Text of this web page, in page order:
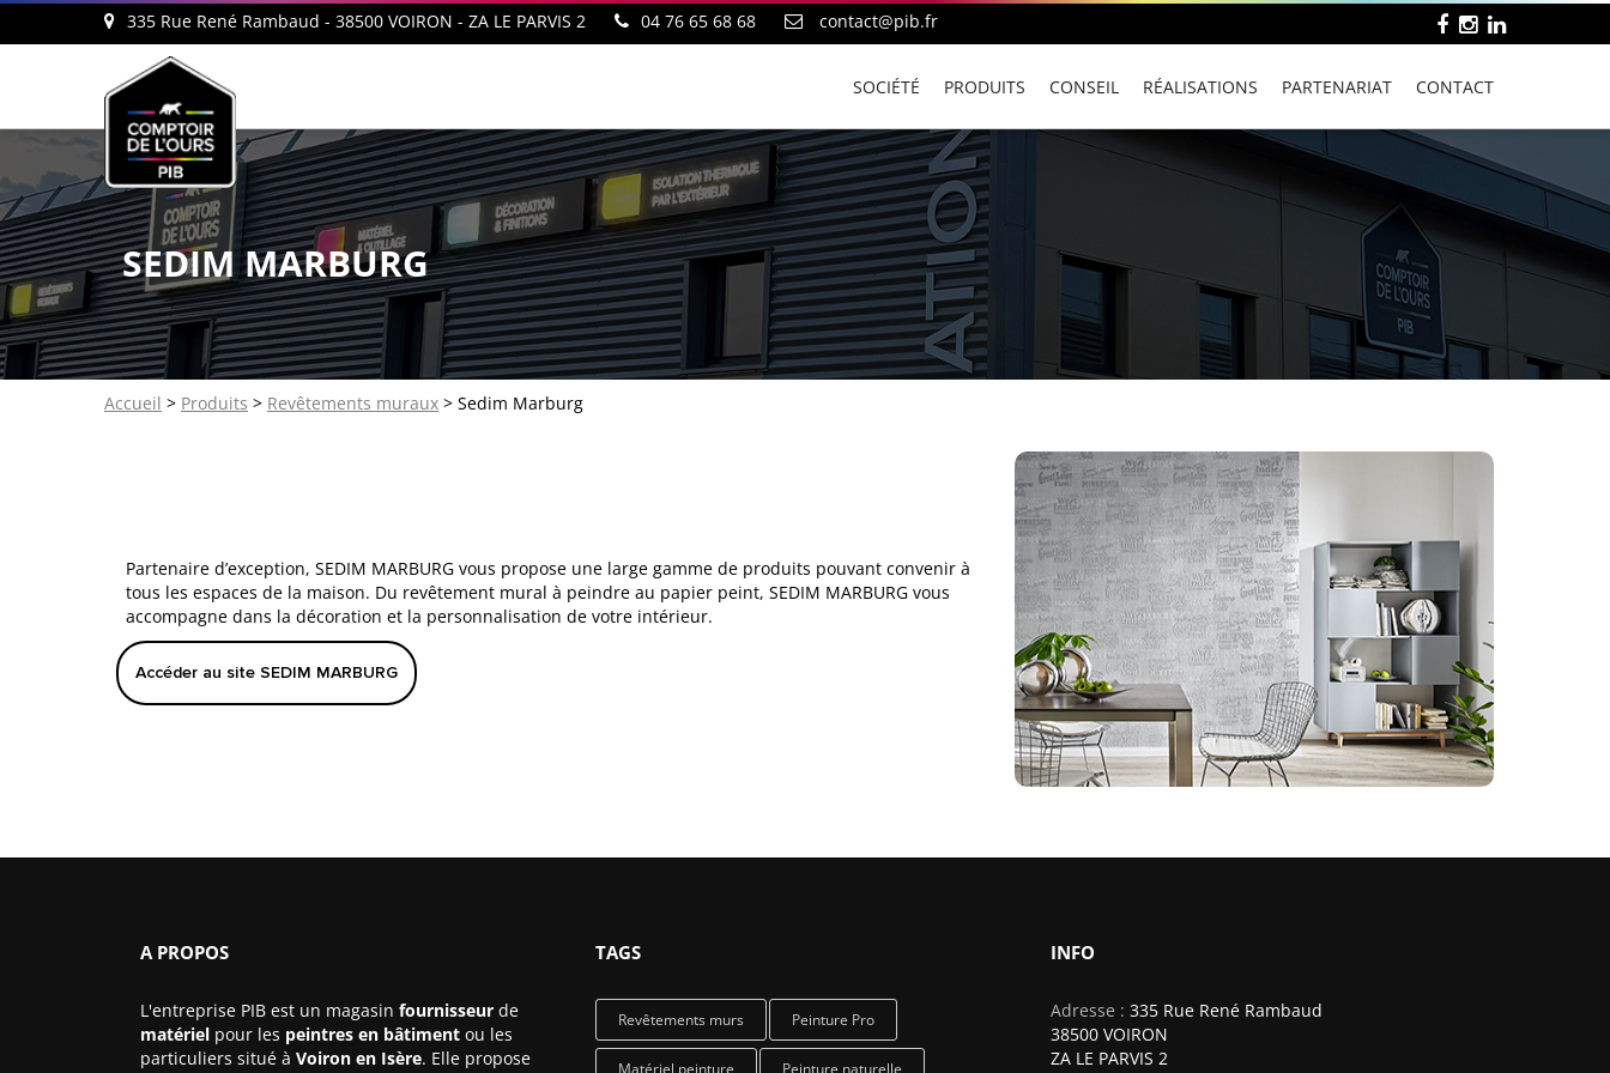
335 Rue René Rambaud - 38500 VOIRON - ZA LE PARVIS 2 04 76 65 68 68 contact@pib.fr
SOCIÉTÉ PRODUITS CONSEIL RÉALISATIONS PARTENARIAT CONTACT
SEDIM MARBURG
Accueil > Produits > Revêtements muraux > Sedim Marburg
Partenaire d’exception, SEDIM MARBURG vous propose une large gamme de produits pouvant convenir à
tous les espaces de la maison. Du revêtement mural à peindre au papier peint, SEDIM MARBURG vous
accompagne dans la décoration et la personnalisation de votre intérieur.
Accéder au site SEDIM MARBURG
A PROPOS
L'entreprise PIB est un magasin fournisseur de
matériel pour les peintres en bâtiment ou les
particuliers situé à Voiron en Isère. Elle propose
TAGS
Revêtements murs Peinture Pro
Matériel peinture Peinture naturelle
INFO
Adresse : 335 Rue René Rambaud
38500 VOIRON
ZA LE PARVIS 2